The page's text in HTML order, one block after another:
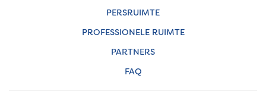
PERSRUIMTE
PROFESSIONELE RUIMTE
PARTNERS
FAQ